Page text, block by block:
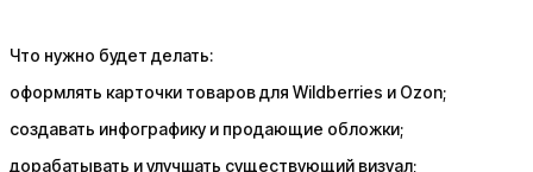
Что нужно будет делать:
оформлять карточки товаров для Wildberries и Ozon;
создавать инфографику и продающие обложки;
дорабатывать и улучшать существующий визуал;